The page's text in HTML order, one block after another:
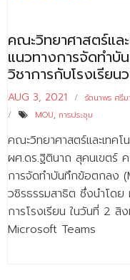
คณะวิทยาศาสตร์แล
แนวทางการจัดทำ
วิชาการกับโรงเรียน
AUG 3, 2021 รัตนาพร ศรี
MOU, การประชุม
คณะวิทยาศาสตร์และเทค
ผศ.ดร.ฐิตินาถ สุคนเขตร์
การจัดทำบันทึกข้อตกลง
วชิรธรรมสาธิต ซึ่งนำโด
การโรงเรียน ในวันที่ 2
Microsoft Teams